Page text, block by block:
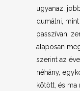
ugyanaz:
dumálni,
passzívan,
alaposan
szerint az
néhány,
kötött, és ma